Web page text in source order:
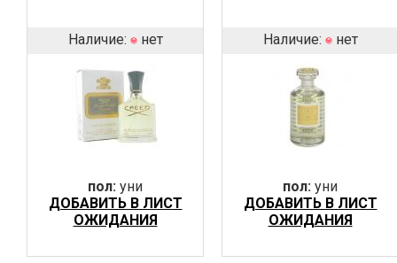
Наличие: нет
пол: уни
ДОБАВИТЬ В ЛИСТ
ОЖИДАНИЯ
Наличие: нет
пол: уни
ДОБАВИТЬ В ЛИСТ
ОЖИДАНИЯ